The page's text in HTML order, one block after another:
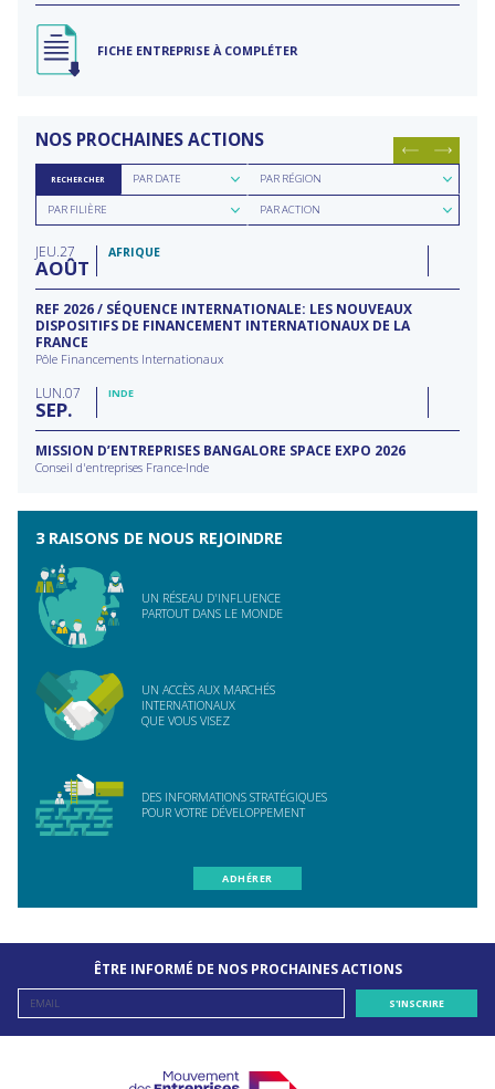
FICHE ENTREPRISE À COMPLÉTER
NOS PROCHAINES ACTIONS
RECHERCHER
Rechercher
parPAR DATE
Rechercher
par
région
PAR RÉGION
Rechercher
parPAR FILIÈRE
Rechercher
parPAR ACTION
JEU 27
AOÛT
AFRIQUE
REF 2026 / SÉQUENCE INTERNATIONALE: LES NOUVEAUX
DISPOSITIFS DE FINANCEMENT INTERNATIONAUX DE LA
FRANCE
Pôle Financements Internationaux
LUN 07
SEP
INDE
MISSION D’ENTREPRISES BANGALORE SPACE EXPO 2026
Conseil d'entreprises France-Inde
3 RAISONS DE NOUS REJOINDRE
UN RÉSEAU D'INFLUENCE
PARTOUT DANS LE MONDE
UN ACCÈS AUX MARCHÉS
INTERNATIONAUX
QUE VOUS VISEZ
DES INFORMATIONS STRATÉGIQUES
POUR VOTRE DÉVELOPPEMENT
ADHÉRER
ÊTRE INFORMÉ DE NOS PROCHAINES ACTIONS